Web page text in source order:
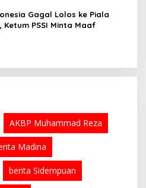
Gagal Lolos ke Piala
Ketum PSSI Minta Maaf
AKBP Muhammad Reza
Madina
berita Sidempuan